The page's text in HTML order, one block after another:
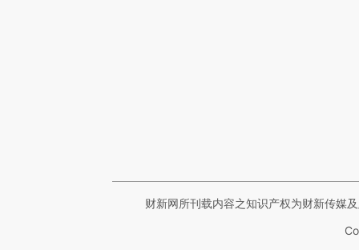
财新网所刊载内容之知识产权为财新传媒